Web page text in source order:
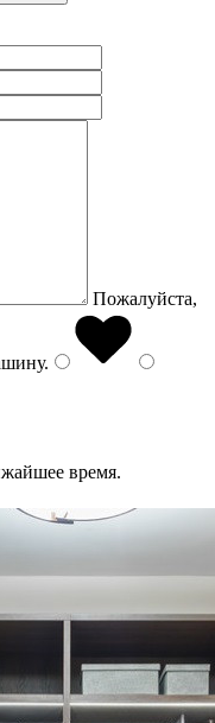
Пожалуйста,
.
время.